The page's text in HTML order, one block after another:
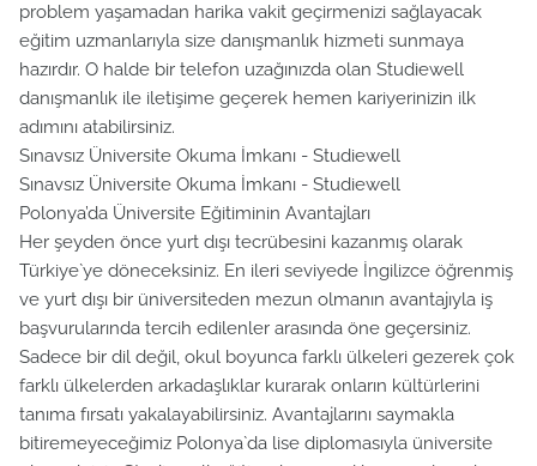
problem yaşamadan harika vakit geçirmenizi sağlayacak
eğitim uzmanlarıyla size danışmanlık hizmeti sunmaya
hazırdır. O halde bir telefon uzağınızda olan Studiewell
danışmanlık ile iletişime geçerek hemen kariyerinizin ilk
adımını atabilirsiniz.
Sınavsız Üniversite Okuma İmkanı - Studiewell
Sınavsız Üniversite Okuma İmkanı - Studiewell
Polonya’da Üniversite Eğitiminin Avantajları
Her şeyden önce yurt dışı tecrübesini kazanmış olarak
Türkiye`ye döneceksiniz. En ileri seviyede İngilizce öğrenmiş
ve yurt dışı bir üniversiteden mezun olmanın avantajıyla iş
başvurularında tercih edilenler arasında öne geçersiniz.
Sadece bir dil değil, okul boyunca farklı ülkeleri gezerek çok
farklı ülkelerden arkadaşlıklar kurarak onların kültürlerini
tanıma fırsatı yakalayabilirsiniz. Avantajlarını saymakla
bitiremeyeceğimiz Polonya`da lise diplomasıyla üniversite